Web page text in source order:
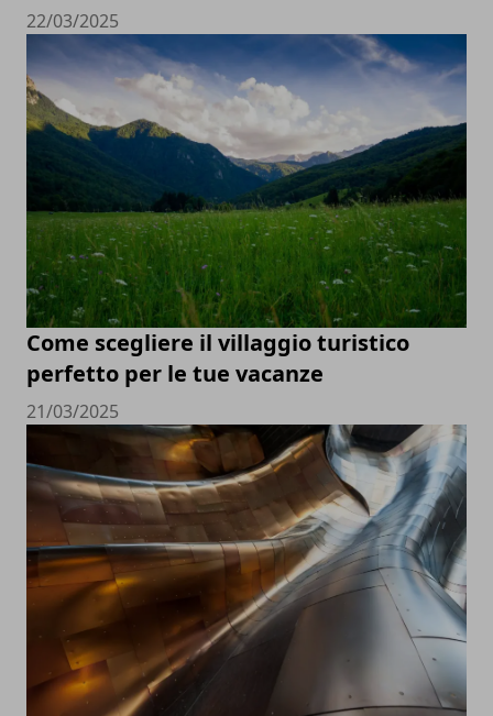
22/03/2025
Come scegliere il villaggio turistico
perfetto per le tue vacanze
21/03/2025